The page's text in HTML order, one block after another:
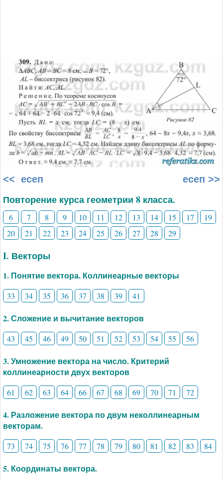
<< есеп есеп >>
Повторение курса геометрии 8 класса.
6 7 8 9 10 11 12 13 14 15 17
19
20
21 22 23 24 25 26 27 28 29
I. Векторы
1. Понятие вектора. Коллинеарные векторы
33 34 35 36 37 38 39 41
2. Сложение и вычитание векторов
43 45 46 49 50 51 52 53 54 55 56
3. Умножение вектора на число. Критерий
коллинеарности двух векторов
61 62 63 64 66 67 68 69 70 71 72
4. Разложение вектора по двум неколлинеарным
векторам.
73 74 75 76 77 78 79 80 81 82 83 84
5. Координаты вектора.